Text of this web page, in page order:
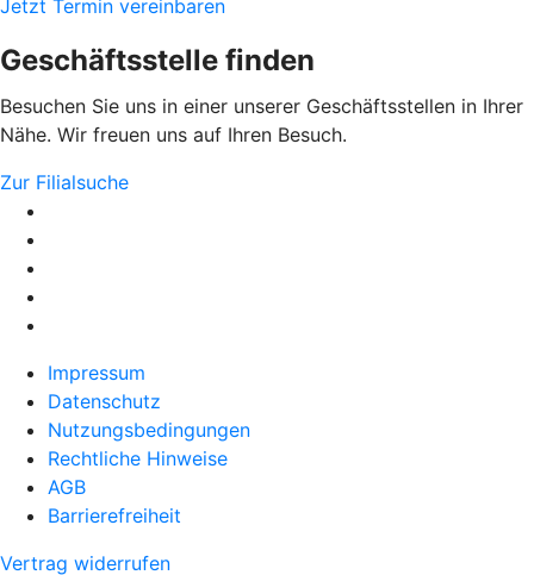
Jetzt Termin vereinbaren
Geschäftsstelle finden
Besuchen Sie uns in einer unserer Geschäftsstellen in Ihrer
Nähe. Wir freuen uns auf Ihren Besuch.
Zur Filialsuche
Impressum
Datenschutz
Nutzungsbedingungen
Rechtliche Hinweise
AGB
Barrierefreiheit
Vertrag widerrufen